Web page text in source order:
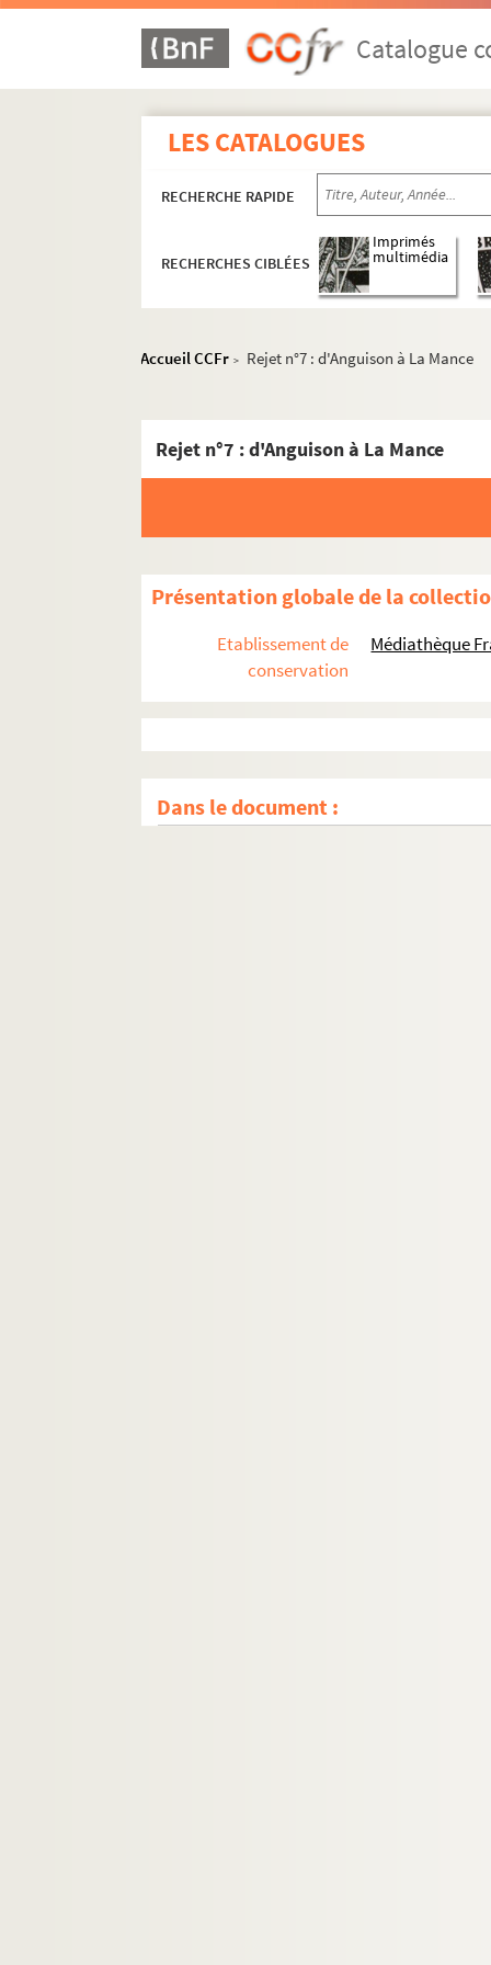
Catalogue
LES CATALOGUES
RECHERCHE RAPIDE
RECHERCHES CIBLÉES
Imprimés
multimédia
Accueil CCFr > Rejet n°7 : d'Anguison à La Mance
Rejet n°7 : d'Anguison à La Mance
Présentation globale de la
Etablissement de
conservation
Médiathèque
Dans le document :